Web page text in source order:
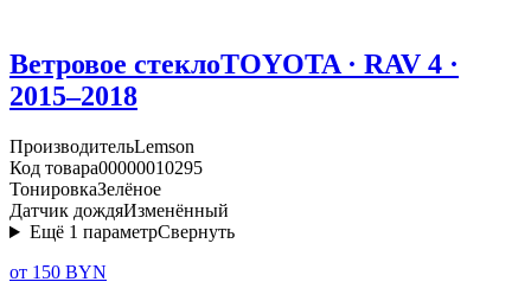
Ветровое стеклоTOYOTA · RAV 4 ·
2015–2018
ПроизводительLemson
Код товара00000010295
ТонировкаЗелёное
Датчик дождяИзменённый
Ещё 1 параметрСвернуть
от 150 BYN